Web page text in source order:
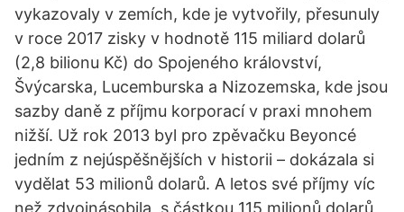
vykazovaly v zemích, kde je vytvořily, přesunuly
v roce 2017 zisky v hodnotě 115 miliard dolarů
(2,8 bilionu Kč) do Spojeného království,
Švýcarska, Lucemburska a Nizozemska, kde jsou
sazby daně z příjmu korporací v praxi mnohem
nižší. Už rok 2013 byl pro zpěvačku Beyoncé
jedním z nejúspěšnějších v historii – dokázala si
vydělat 53 milionů dolarů. A letos své příjmy víc
než zdvojnásobila, s částkou 115 milionů dolarů